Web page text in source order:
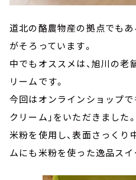
道北の酪農物産の拠点でも
がそろっています。
中でもオススメは、旭川の老
リームです。
今回はオンラインショップで
クリーム」をいただきました
米粉を使用し、表面さっくり
ムにも米粉を使った逸品スイ